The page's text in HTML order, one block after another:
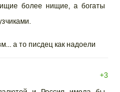
более нищие, а богаты
а то писдец как надоели
+3